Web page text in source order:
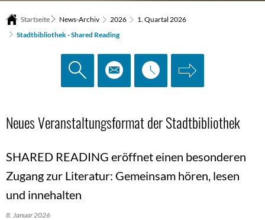
Startseite News-Archiv 2026
1. Quartal 2026
Stadtbibliothek - Shared Reading
Neues Veranstaltungsformat der Stadtbibliothek
SHARED READING eröffnet einen besonderen
Zugang zur Literatur: Gemeinsam hören, lesen
und innehalten
8. Januar 2026